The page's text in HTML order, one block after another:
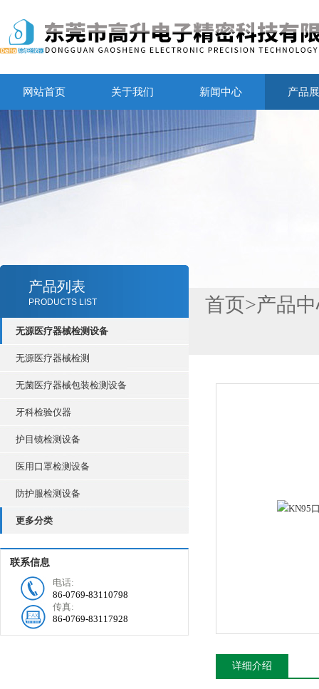
网站首页 关于我们 新闻中心 产品
产品列表
PRODUCTS LIST
无源医疗器械检测设备
无源医疗器械检测
无菌医疗器械包装检测设备
牙科检验仪器
护目镜检测设备
医用口罩检测设备
防护服检测设备
更多分类
联系信息
电话:
86-0769-83110798
传真:
86-0769-83117928
首页>产品
详细介绍